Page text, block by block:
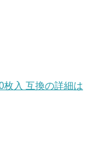
入 互換の詳細は